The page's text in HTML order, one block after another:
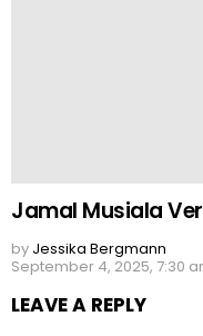
Jamal Musiala
by Jessika Bergmann
September 4, 2025, 7:30
LEAVE A REPLY